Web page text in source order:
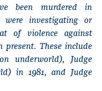
been murdered in
were investigating or
of violence against
These include
underworld), Judge
in 1981, and Judge